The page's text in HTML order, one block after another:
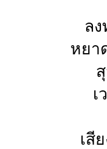
ล
หยา
เ
เสี